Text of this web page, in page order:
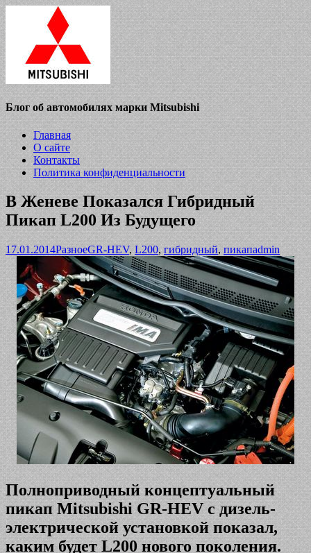
Блог об автомобилях марки Mitsubishi
Главная
О сайте
Контакты
Политика конфиденциальности
В Женеве Показался Гибридный
Пикап L200 Из Будущего
17.01.2014РазноеGR-HEV, L200,гибридный, пикапadmin
Полноприводный концептуальный
пикап Mitsubishi GR-HEV с дизель-
электрической установкой показал,
каким будет L200 нового поколения.